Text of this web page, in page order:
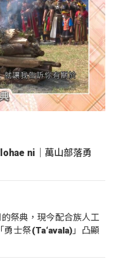
ni｜萬山部落勇
祭典，現今配合族人工
士祭(Ta‘avala)」凸顯